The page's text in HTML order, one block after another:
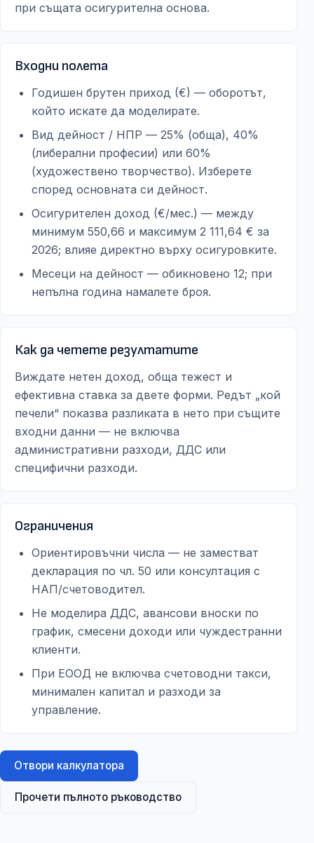
при същата осигурителна основа.
Входни полета
Годишен брутен приход (€) — оборотът,
който искате да моделирате.
Вид дейност / НПР — 25% (обща), 40%
(либерални професии) или 60%
(художествено творчество). Изберете
според основната си дейност.
Осигурителен доход (€/мес.) — между
минимум 550,66 и максимум 2 111,64 € за
2026; влияе директно върху осигуровките.
Месеци на дейност — обикновено 12; при
непълна година намалете броя.
Как да четете резултатите
Виждате нетен доход, обща тежест и
ефективна ставка за двете форми. Редът „кой
печели“ показва разликата в нето при същите
входни данни — не включва
административни разходи, ДДС или
специфични разходи.
Ограничения
Ориентировъчни числа — не заместват
декларация по чл. 50 или консултация с
НАП/счетоводител.
Не моделира ДДС, авансови вноски по
график, смесени доходи или чуждестранни
клиенти.
При ЕООД не включва счетоводни такси,
минимален капитал и разходи за
управление.
Отвори калкулатора
Прочети пълното ръководство